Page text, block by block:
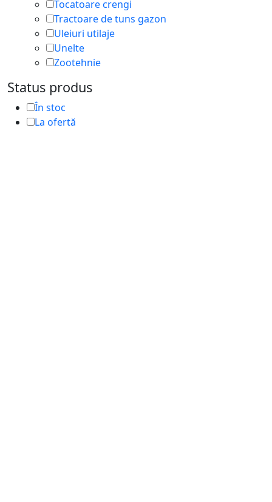
Tocatoare crengi
Tractoare de tuns gazon
Uleiuri utilaje
Unelte
Zootehnie
Status produs
În stoc
La ofertă